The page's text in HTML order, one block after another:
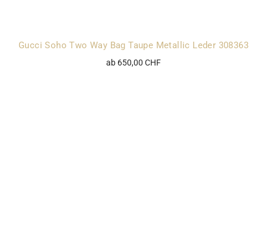
Gucci Soho Two Way Bag Taupe Metallic Leder 308363
ab 650,00 CHF